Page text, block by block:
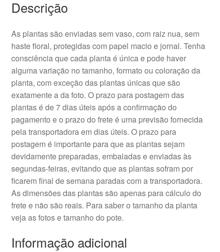
Descrição
As plantas são enviadas sem vaso, com raiz nua, sem
haste floral, protegidas com papel macio e jornal. Tenha
consciência que cada planta é única e pode haver
alguma variação no tamanho, formato ou coloração da
planta, com exceção das plantas únicas que são
exatamente a da foto. O prazo para postagem das
plantas é de 7 dias úteis após a confirmação do
pagamento e o prazo do frete é uma previsão fornecida
pela transportadora em dias úteis. O prazo para
postagem é importante para que as plantas sejam
devidamente preparadas, embaladas e enviadas às
segundas-feiras, evitando que as plantas sofram por
ficarem final de semana paradas com a transportadora.
As dimensões das plantas são apenas para cálculo do
frete e não são reais. Para saber o tamanho da planta
veja as fotos e tamanho do pote.
Informação adicional